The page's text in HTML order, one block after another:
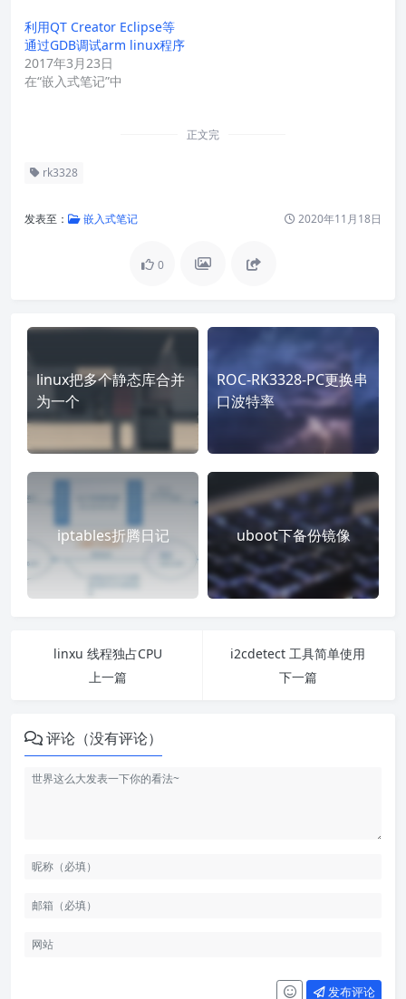
利用QT Creator Eclipse等
通过GDB调试arm linux程序
2017年3月23日
在“嵌入式笔记”中
正文完
rk3328
发表至： 嵌入式笔记 2020年11月18日
0
linux把多个静态库合并
为一个
ROC-RK3328-PC更换串
口波特率
iptables折腾日记 uboot下备份镜像
linxu 线程独占CPU
上一篇
i2cdetect 工具简单使用
下一篇
评论（没有评论）
发布评论